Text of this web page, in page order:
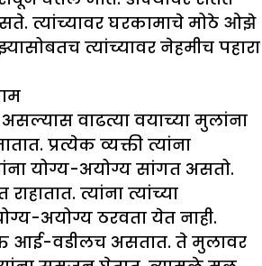
त्यांच्यावर घरकामाचे मोठे ओझे
त्यांच्यावर नेहमीच पहारा
वाढत्या वयाच्या मुलांना
प्रत्येक व्यक्ती त्यांना
योग्य-अयोग्य सांगत असतो.
त्यांना त्यांच्या
अयोग्य ठरवता येत नाही.
आई-वडीलच असतात. ते मुलावर